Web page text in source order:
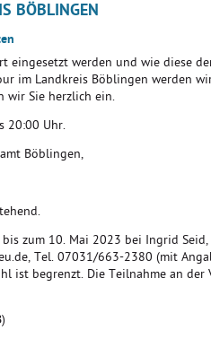
BÖBLINGEN
eingesetzt werden und wie diese
im Landkreis Böblingen werden
wir Sie herzlich ein.
20:00 Uhr.
Böblingen,
zum 10. Mai 2023 bei Ingrid Seid,
Tel. 07031/663-2380 (mit
ist begrenzt. Die Teilnahme an